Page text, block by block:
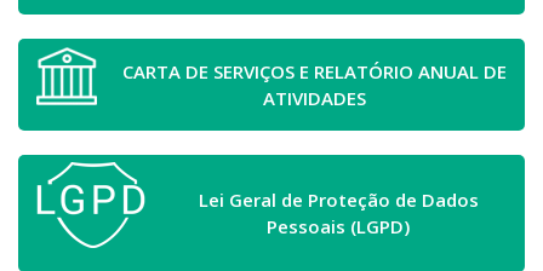
CARTA DE SERVIÇOS E RELATÓRIO ANUAL DE
ATIVIDADES
Lei Geral de Proteção de Dados
Pessoais (LGPD)